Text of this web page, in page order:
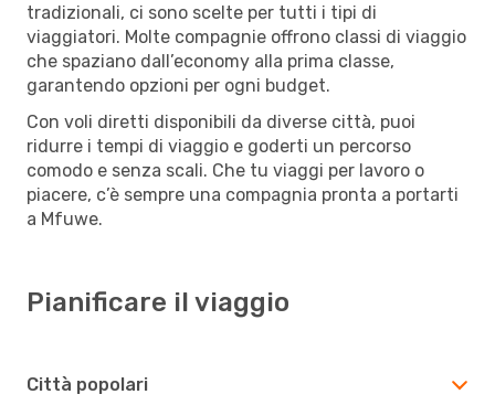
tradizionali, ci sono scelte per tutti i tipi di
viaggiatori. Molte compagnie offrono classi di viaggio
che spaziano dall’economy alla prima classe,
garantendo opzioni per ogni budget.
Con voli diretti disponibili da diverse città, puoi
ridurre i tempi di viaggio e goderti un percorso
comodo e senza scali. Che tu viaggi per lavoro o
piacere, c’è sempre una compagnia pronta a portarti
a Mfuwe.
Pianificare il viaggio
Città popolari